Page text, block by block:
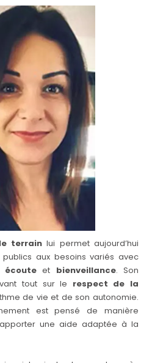
terrain lui permet aujourd’hui
aux besoins variés avec
écouteet bienveillance. Son
tout sur le respect de la
de vie et de son autonomie.
est pensé de manière
une aide adaptée à la